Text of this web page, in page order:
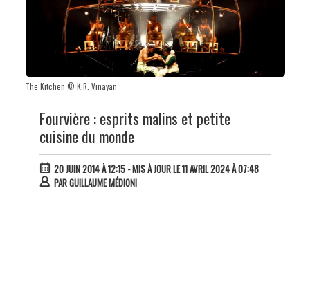
The Kitchen © K.R. Vinayan
Fourvière : esprits malins et petite
cuisine du monde
20 JUIN 2014 À 12:15- MIS À JOUR LE 11 AVRIL 2024 À 07:48
PARGUILLAUME MÉDIONI